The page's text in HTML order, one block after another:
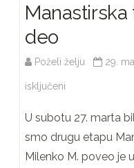
Manastirska
deo
Poželi želju 29.
isključeni
transverzala,
2.
U subotu 27. marta
smo drugu etapu
Milenko M. poveo je